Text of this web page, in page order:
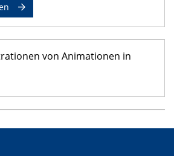
von Animationen in